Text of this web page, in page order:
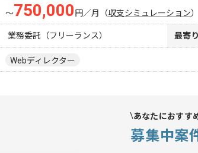
〜750,000 円／月 （収支シミュレーション）
業務委託（フリーランス） 最寄
Webディレクター
あなたにおすす
募集中案